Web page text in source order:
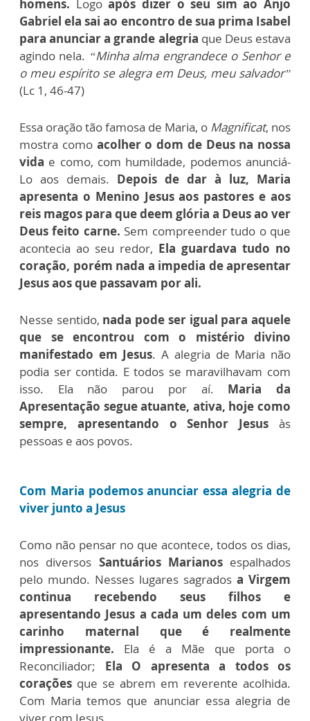
homens. Logoapós dizer o seu sim ao Anjo
Gabriel ela sai ao encontro de sua prima Isabel
para anunciar a grande alegria que Deus estava
agindo nela. “Minha alma engrandece o Senhor e
o meu espírito se alegra em Deus, meu salvador”
(Lc 1, 46-47)
Essa oração tão famosa de Maria, o Magnificat, nos
mostra como acolher o dom de Deus na nossa
vida e como, com humildade, podemos anunciá-
Lo aos demais. Depois de dar à luz, Maria
apresenta o Menino Jesus aos pastores e aos
reis magos para que deem glória a Deus ao ver
Deus feito carne. Sem compreender tudo o que
acontecia ao seu redor, Ela guardava tudo no
coração, porém nada a impedia de apresentar
Jesus aos que passavam por ali.
Nesse sentido, nada pode ser igual para aquele
que se encontrou com o mistério divino
manifestado em Jesus. A alegria de Maria não
podia ser contida. E todos se maravilhavam com
isso. Ela não parou por aí. Maria da
Apresentação segue atuante, ativa, hoje como
sempre, apresentando o Senhor Jesus às
pessoas e aos povos.
Com Maria podemos anunciar essa alegria de
viver junto a Jesus
Como não pensar no que acontece, todos os dias,
nos diversos Santuários Marianosespalhados
pelo mundo. Nesses lugares sagrados a Virgem
continua recebendo seus filhos e
apresentando Jesus a cada um deles com um
carinho maternal que é realmente
impressionante. Ela é a Mãe que porta o
Reconciliador; Ela O apresenta a todos os
corações que se abrem em reverente acolhida.
Com Maria temos que anunciar essa alegria de
viver com Jesus.